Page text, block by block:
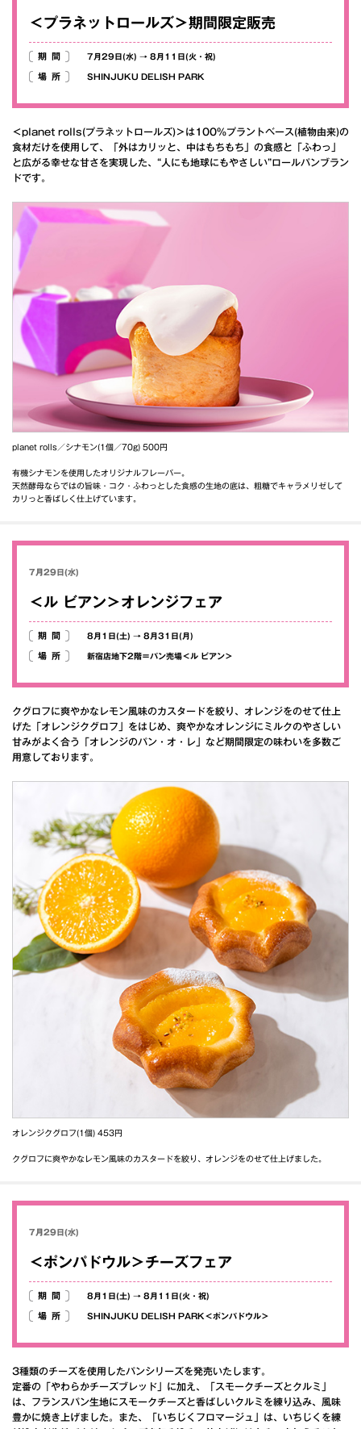
＜プラネットロールズ＞期間限定販売
期間 7月29日(水) → 8月11日(火・祝)
場所 SHINJUKU DELISH PARK
＜planet rolls(プラネットロールズ)＞は100％プラントベース(植物由来)の
食材だけを使用して、「外はカリッと、中はもちもち」の食感と「ふわっ」
と広がる幸せな甘さを実現した、“人にも地球にもやさしい”ロールパンブラン
ドです。
planet rolls／シナモン(1個／70g) 500円
有機シナモンを使用したオリジナルフレーバー。
天然酵母ならではの旨味・コク・ふわっとした食感の生地の底は、粗糖でキャラメリゼして
カリっと香ばしく仕上げています。
7月29日(水)
＜ル ビアン＞オレンジフェア
期間 8月1日(土) → 8月31日(月)
場所 新宿店地下2階＝パン売場＜ル ビアン＞
クグロフに爽やかなレモン風味のカスタードを絞り、オレンジをのせて仕上
げた「オレンジクグロフ」をはじめ、爽やかなオレンジにミルクのやさしい
甘みがよく合う「オレンジのパン・オ・レ」など期間限定の味わいを多数ご
用意しております。
オレンジクグロフ(1個) 453円
クグロフに爽やかなレモン風味のカスタードを絞り、オレンジをのせて仕上げました。
7月29日(水)
＜ポンパドウル＞チーズフェア
期間 8月1日(土) → 8月11日(火・祝)
場所 SHINJUKU DELISH PARK＜ポンパドウル＞
3種類のチーズを使用したパンシリーズを発売いたします。
定番の「やわらかチーズブレッド」に加え、「スモークチーズとクルミ」
は、フランスパン生地にスモークチーズと香ばしいクルミを練り込み、風味
豊かに焼き上げました。また、「いちじくフロマージュ」は、いちじくを練